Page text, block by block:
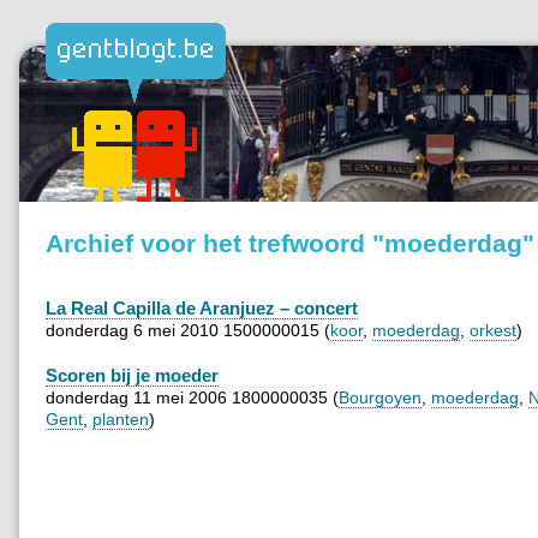
Archief voor het trefwoord "moederdag"
La Real Capilla de Aranjuez – concert
donderdag 6 mei 2010 1500000015 (koor, moederdag orkest)
Scoren bij je moeder
donderdag 11 mei 2006 1800000035 (Bourgoyen moederdag
Gent planten)